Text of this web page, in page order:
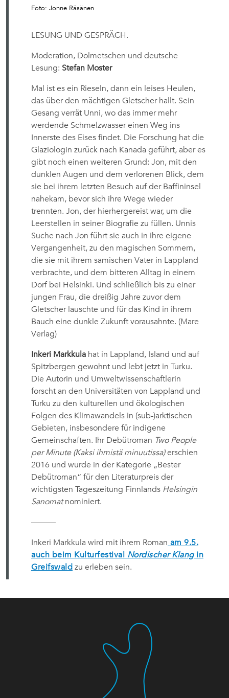
Foto: Jonne Räsänen
LESUNG UND GESPRÄCH.
Moderation, Dolmetschen und deutsche
Lesung: Stefan Moster
Mal ist es ein Rieseln, dann ein leises Heulen,
das über den mächtigen Gletscher hallt. Sein
Gesang verrät Unni, wo das immer mehr
werdende Schmelzwasser einen Weg ins
Innerste des Eises findet. Die Forschung hat die
Glaziologin zurück nach Kanada geführt, aber es
gibt noch einen weiteren Grund: Jon, mit den
dunklen Augen und dem verlorenen Blick, dem
sie bei ihrem letzten Besuch auf der Baffininsel
nahekam, bevor sich ihre Wege wieder
trennten. Jon, der hierhergereist war, um die
Leerstellen in seiner Biografie zu füllen. Unnis
Suche nach Jon führt sie auch in ihre eigene
Vergangenheit, zu den magischen Sommern,
die sie mit ihrem samischen Vater in Lappland
verbrachte, und dem bitteren Alltag in einem
Dorf bei Helsinki. Und schließlich bis zu einer
jungen Frau, die dreißig Jahre zuvor dem
Gletscher lauschte und für das Kind in ihrem
Bauch eine dunkle Zukunft vorausahnte. (Mare
Verlag)
Inkeri Markkula hat in Lappland, Island und auf
Spitzbergen gewohnt und lebt jetzt in Turku.
Die Autorin und Umweltwissenschaftlerin
forscht an den Universitäten von Lappland und
Turku zu den kulturellen und ökologischen
Folgen des Klimawandels in (sub-)arktischen
Gebieten, insbesondere für indigene
Gemeinschaften. Ihr Debütroman Two People
per Minute (Kaksi ihmistä minuutissa)erschien
2016 und wurde in der Kategorie „Bester
Debütroman“ für den Literaturpreis der
wichtigsten Tageszeitung Finnlands Helsingin
Sanomatnominiert.
———
Inkeri Markkula wird mit ihrem Roman am 9.5.
auch beim Kulturfestival Nordischer Klang in
Greifswald zu erleben sein.